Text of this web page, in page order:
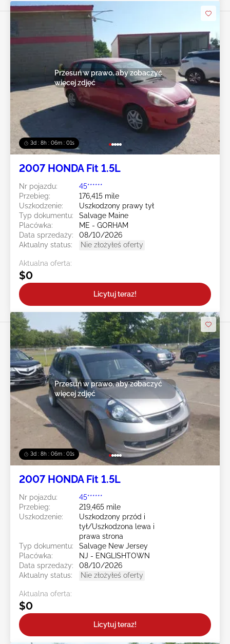
3d : 8h : 05m : 59s
Przesuń w prawo, aby zobaczyć
więcej zdjęć
2007 HONDA Fit 1.5L
Nr pojazdu:
45******
Przebieg:
176,415 mile
Uszkodzenie:
Uszkodzony prawy tył
Typ dokumentu:
Salvage Maine
Placówka:
ME - GORHAM
Data sprzedaży:
08/10/2026
Aktualny status:
Nie złożyłeś oferty
Aktualna oferta:
$0
Licytuj teraz!
3d : 8h : 05m : 59s
Przesuń w prawo, aby zobaczyć
więcej zdjęć
2007 HONDA Fit 1.5L
Nr pojazdu:
45******
Przebieg:
219,465 mile
Uszkodzenie:
Uszkodzony przód i
tył/Uszkodzona lewa i
prawa strona
Typ dokumentu:
Salvage New Jersey
Placówka:
NJ - ENGLISHTOWN
Data sprzedaży:
08/10/2026
Aktualny status:
Nie złożyłeś oferty
Aktualna oferta:
$0
Licytuj teraz!